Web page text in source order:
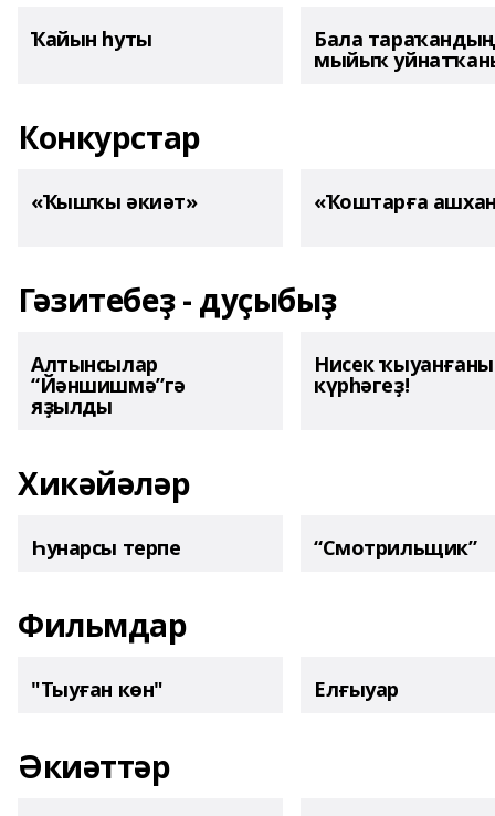
Ҡайын һуты Бала тараҡандың
мыйыҡ
Конкурстар
«Ҡышҡы әкиәт» «Ҡоштарға
Гәзитебеҙ - дуҫыбыҙ
Алтынсылар
“Йәншишмә”гә
яҙылды
Нисек
күрһәгеҙ!
Хикәйәләр
Һунарсы терпе “Смотрильщик”
Фильмдар
"Тыуған көн" Елғыуар
Әкиәттәр